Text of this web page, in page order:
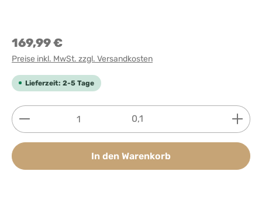
169,99 €
Preise inkl. MwSt. zzgl. Versandkosten
Lieferzeit: 2-5 Tage
Produkt Anzahl: Gib den gewünschten Wert ein
0,1
In den Warenkorb